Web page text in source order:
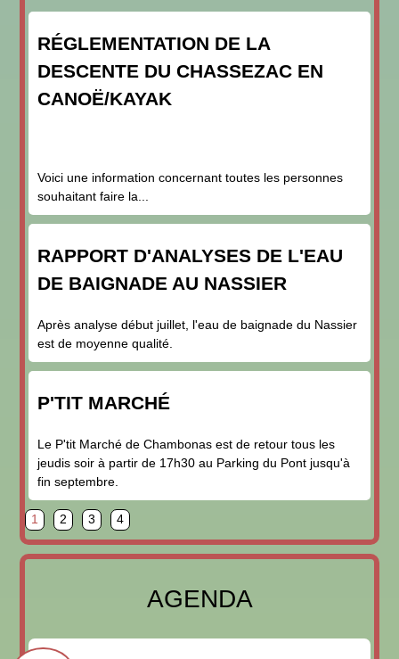
RÉGLEMENTATION DE LA
DESCENTE DU CHASSEZAC EN
CANOË/KAYAK
Voici une information concernant toutes les personnes
souhaitant faire la...
RAPPORT D'ANALYSES DE L'EAU
DE BAIGNADE AU NASSIER
Après analyse début juillet, l'eau de baignade du Nassier
est de moyenne qualité.
P'TIT MARCHÉ
Le P'tit Marché de Chambonas est de retour tous les
jeudis soir à partir de 17h30 au Parking du Pont jusqu'à
fin septembre.
page
1 page
2 page
3 page
4
AGENDA